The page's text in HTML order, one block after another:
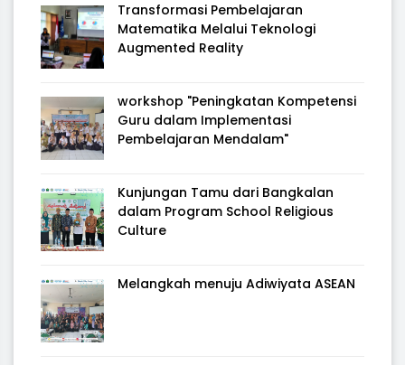
Transformasi Pembelajaran
Matematika Melalui Teknologi
Augmented Reality
workshop "Peningkatan Kompetensi
Guru dalam Implementasi
Pembelajaran Mendalam"
Kunjungan Tamu dari Bangkalan
dalam Program School Religious
Culture
Melangkah menuju Adiwiyata ASEAN